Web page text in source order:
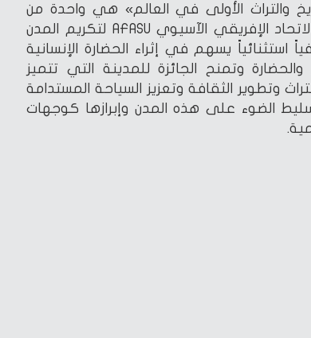
والتراث الأولى في العالم» هي واحدة من
الجوائز الرائدة التي يقدمها الاتحاد الإفريقي الآسيوي AFASU لتكريم المدن
استثنائياً يسهم في إثراء الحضارة الإنسانية
والحضارة وتمنح الجائزة للمدينة التي تتميز
وتطوير الثقافة وتعزيز السياحة المستدامة
الضوء على هذه المدن وإبرازها كوجهات